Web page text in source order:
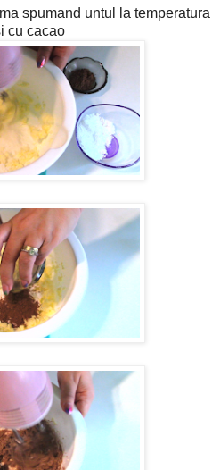
spumand untul la temperatura
cu cacao